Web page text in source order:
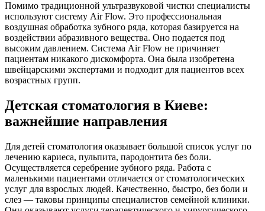
Помимо традиционной ультразвуковой чистки специалисты
используют систему Air Flow. Это профессиональная
воздушная обработка зубного ряда, которая базируется на
воздействии абразивного вещества. Оно подается под
высоким давлением. Система Air Flow не причиняет
пациентам никакого дискомфорта. Она была изобретена
швейцарскими экспертами и подходит для пациентов всех
возрастных групп.
Детская стоматология в Киеве:
важнейшие направления
Для детей стоматология оказывает большой список услуг по
лечению кариеса, пульпита, пародонтита без боли.
Осуществляется серебрение зубного ряда. Работа с
маленькими пациентами отличается от стоматологических
услуг для взрослых людей. Качественно, быстро, без боли и
слез — таковы принципы специалистов семейной клиники.